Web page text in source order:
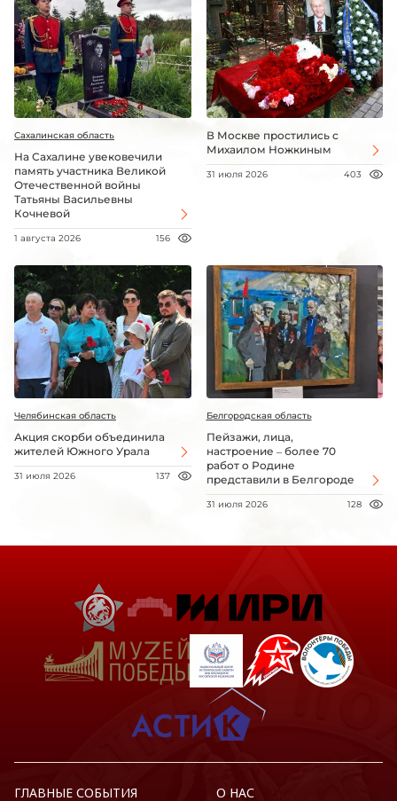
Сахалинская область
На Сахалине увековечили
память участника Великой
Отечественной войны
Татьяны Васильевны
Кочневой
1 августа 2026 156
В Москве простились с
Михаилом Ножкиным
31 июля 2026 403
Челябинская область
Акция скорби объединила
жителей Южного Урала
31 июля 2026 137
Белгородская область
Пейзажи, лица,
настроение – более 70
работ о Родине
представили в Белгороде
31 июля 2026 128
ГЛАВНЫЕ СОБЫТИЯ О НАС